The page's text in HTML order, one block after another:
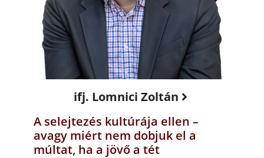
ifj. Lomnici Zoltán
A selejtezés kultúrája ellen –
avagy miért nem dobjuk el a
múltat, ha a jövő a tét